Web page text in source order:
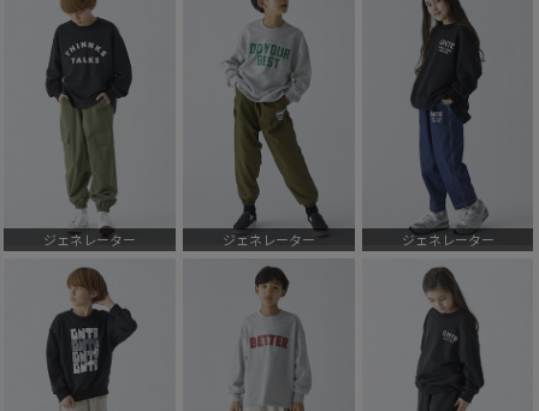
ジェネレーター ジェネレーター ジェネレーター